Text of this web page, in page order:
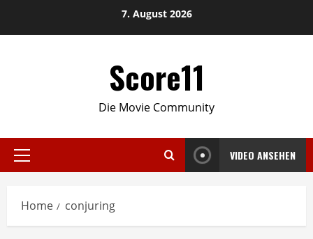
7. August 2026
Score11
Die Movie Community
Primary
VIDEO ANSEHEN
Home conjuring